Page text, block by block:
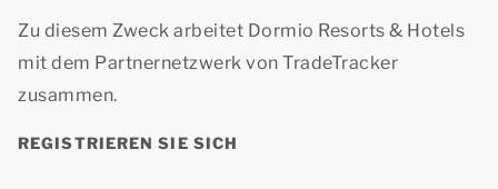
Zu diesem Zweck arbeitet Dormio Resorts & Hotels
mit dem Partnernetzwerk von TradeTracker
zusammen.
REGISTRIEREN SIE SICH